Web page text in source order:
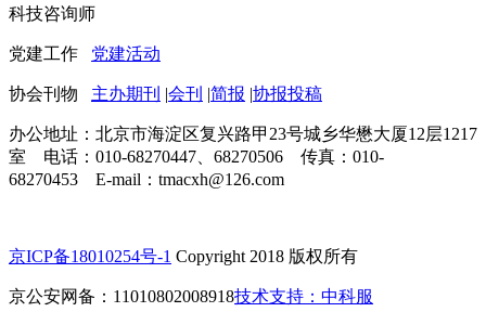
科技咨询师
党建工作 党建活动
协会刊物 主办期刊 |会刊 |简报 |协报投稿
办公地址：北京市海淀区复兴路甲23号城乡华懋大厦12层1217
室 电话：010-68270447、68270506 传真：010-
68270453 E-mail：tmacxh@126.com
京ICP备18010254号-1 Copyright 2018 版权所有
京公安网备：11010802008918技术支持：中科服